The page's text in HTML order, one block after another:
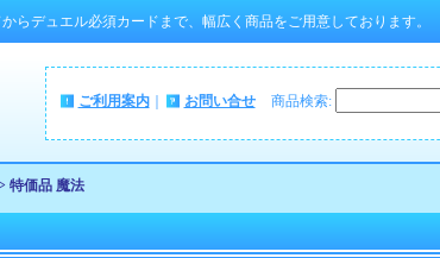
らデュエル必須カードまで、幅広く商品をご用意しております。
ご利用案内｜ お問い合せ 商品検索:
特価品 魔法